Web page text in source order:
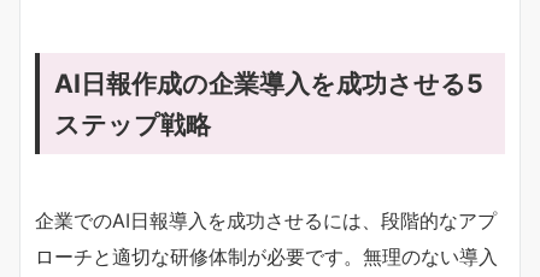
AI日報作成の企業導入を成功させる5
ステップ戦略
企業でのAI日報導入を成功させるには、段階的なアプ
ローチと適切な研修体制が必要です。無理のない導入